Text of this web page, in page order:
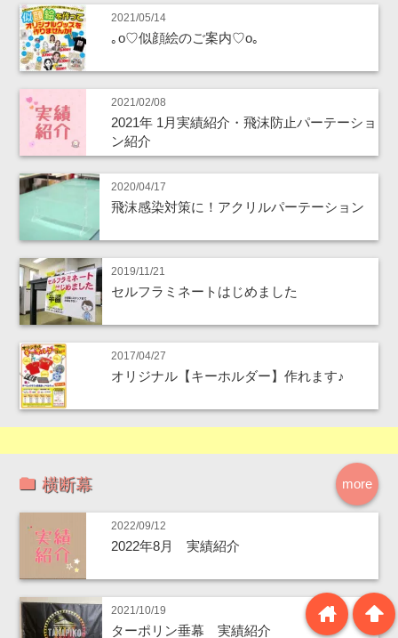
2021/05/14
｡o♡似顔絵のご案内♡o｡
2021/02/08
2021年 1月実績紹介・飛沫防止パーテーショ
ン紹介
2020/04/17
飛沫感染対策に！アクリルパーテーション
2019/11/21
セルフラミネートはじめました
2017/04/27
オリジナル【キーホルダー】作れます♪
more
横断幕
2022/09/12
2022年8月 実績紹介
2021/10/19
ターポリン垂幕 実績紹介
arrowup
home